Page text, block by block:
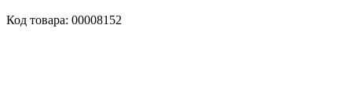
Код товара: 00008152